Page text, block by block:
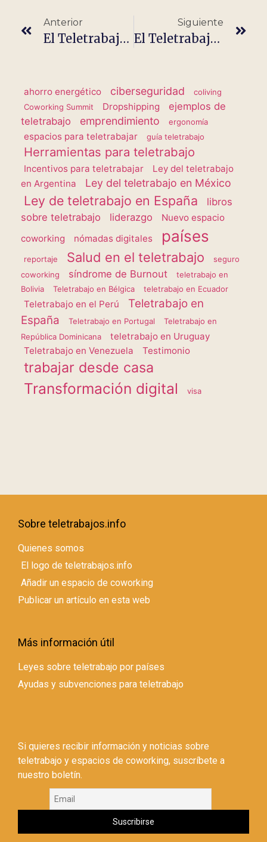
Anterior
El Teletrabajo En Francia
Siguiente
El Teletrabajo En Panamá
ahorro energético ciberseguridad
coliving
Coworking Summit
Dropshipping
ejemplos de
teletrabajo
emprendimiento ergonomía
espacios para teletrabajar guía teletrabajo
Herramientas para teletrabajo
Incentivos para teletrabajar
Ley del teletrabajo
en Argentina
Ley del teletrabajo en México
Ley de teletrabajo en España
libros
sobre teletrabajo
liderazgo
Nuevo espacio
coworking
nómadas digitales países
reportaje Salud en el teletrabajo
seguro
coworking
síndrome de Burnout
teletrabajo en
Bolivia
Teletrabajo en Bélgica teletrabajo en Ecuador
Teletrabajo en el Perú
Teletrabajo en
España
Teletrabajo en Portugal
Teletrabajo en
República Dominicana
teletrabajo en Uruguay
Teletrabajo en Venezuela
Testimonio
trabajar desde casa
Transformación digital visa
Sobre teletrabajos.info
Quienes somos
El logo de teletrabajos.info
Añadir un espacio de coworking
Publicar un artículo en esta web
Más información útil
Leyes sobre teletrabajo por países
Ayudas y subvenciones para teletrabajo
Si quieres recibir información y noticias sobre
teletrabajo y espacios de coworking, suscríbete a
nuestro boletín.